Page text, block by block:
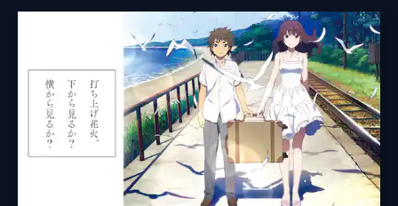
九太の母 麻生久美子
一郎彦（少年期） 黒木華
チコ 諸星すみれ
二郎丸（少年期） 大野百花
宗師 津川雅彦
リリー・フランキー